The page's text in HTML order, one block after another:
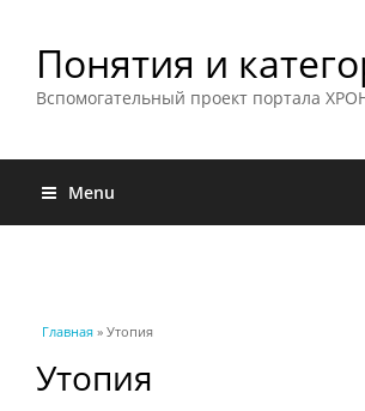
Понятия и
Вспомогательный проект портала
Menu
Вы здесь
Главная » Утопия
Утопия